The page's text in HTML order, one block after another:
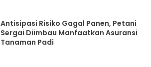
Antisipasi Risiko Gagal Panen, Petani
Sergai Diimbau Manfaatkan Asuransi
Tanaman Padi